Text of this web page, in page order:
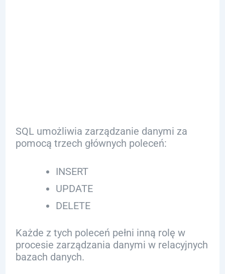
SQL umożliwia zarządzanie danymi za
pomocą trzech głównych poleceń:
INSERT
UPDATE
DELETE
Każde z tych poleceń pełni inną rolę w
procesie zarządzania danymi w relacyjnych
bazach danych.